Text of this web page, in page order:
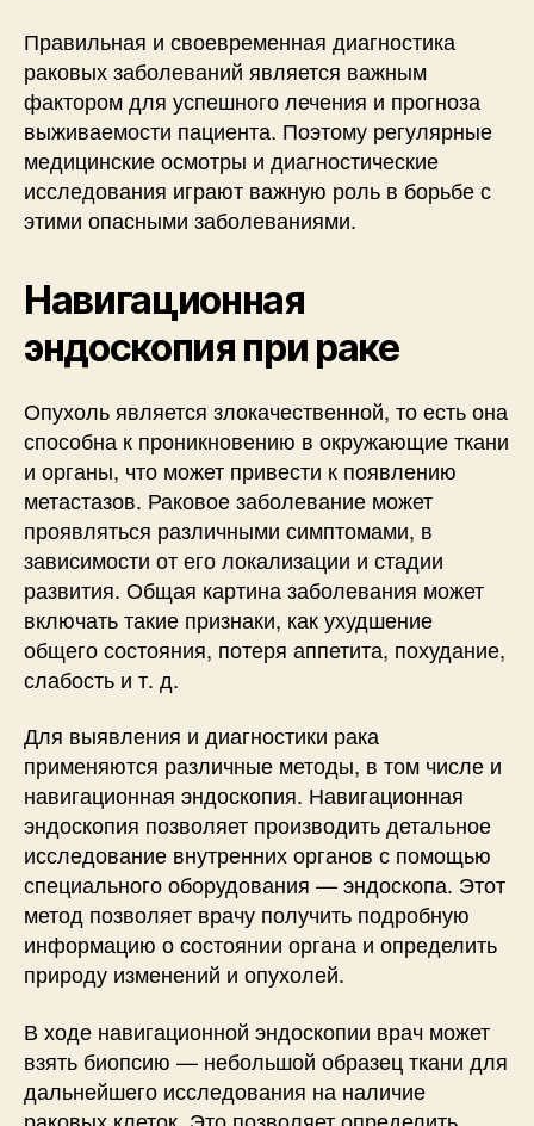
Правильная и своевременная диагностика
раковых заболеваний является важным
фактором для успешного лечения и прогноза
выживаемости пациента. Поэтому регулярные
медицинские осмотры и диагностические
исследования играют важную роль в борьбе с
этими опасными заболеваниями.
Навигационная
эндоскопия при раке
Опухоль является злокачественной, то есть она
способна к проникновению в окружающие ткани
и органы, что может привести к появлению
метастазов. Раковое заболевание может
проявляться различными симптомами, в
зависимости от его локализации и стадии
развития. Общая картина заболевания может
включать такие признаки, как ухудшение
общего состояния, потеря аппетита, похудание,
слабость и т. д.
Для выявления и диагностики рака
применяются различные методы, в том числе и
навигационная эндоскопия. Навигационная
эндоскопия позволяет производить детальное
исследование внутренних органов с помощью
специального оборудования — эндоскопа. Этот
метод позволяет врачу получить подробную
информацию о состоянии органа и определить
природу изменений и опухолей.
В ходе навигационной эндоскопии врач может
взять биопсию — небольшой образец ткани для
дальнейшего исследования на наличие
раковых клеток. Это позволяет определить